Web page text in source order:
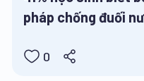
pháp chống đuối
0